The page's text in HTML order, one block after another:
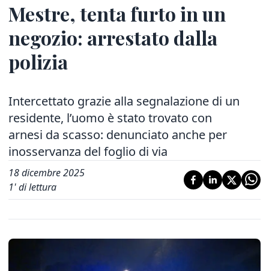
Mestre, tenta furto in un
negozio: arrestato dalla
polizia
Intercettato grazie alla segnalazione di un
residente, l’uomo è stato trovato con
arnesi da scasso: denunciato anche per
inosservanza del foglio di via
18 dicembre 2025
1' di lettura